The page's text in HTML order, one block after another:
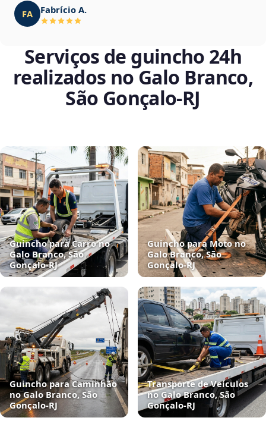
FA Fabrício A.
Serviços de guincho 24h
realizados no Galo Branco,
São Gonçalo‑RJ
Guincho para Carro no
Galo Branco, São
Gonçalo‑RJ
Guincho para Moto no
Galo Branco, São
Gonçalo‑RJ
Guincho para Caminhão
no Galo Branco, São
Gonçalo‑RJ
Transporte de Veículos
no Galo Branco, São
Gonçalo‑RJ